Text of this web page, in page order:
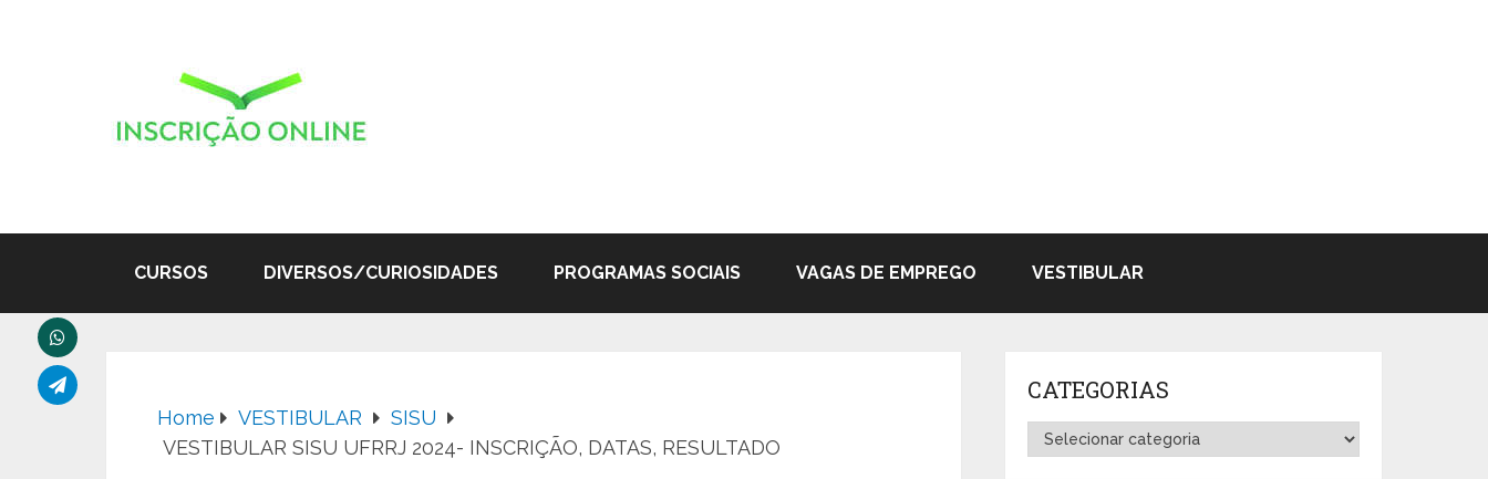
CURSOS DIVERSOS/CURIOSIDADES PROGRAMAS SOCIAIS VAGAS DE EMPREGO VESTIBULAR
Home VESTIBULAR
SISU
VESTIBULAR SISU UFRRJ 2024- INSCRIÇÃO, DATAS, RESULTADO
CATEGORIAS
Categorias